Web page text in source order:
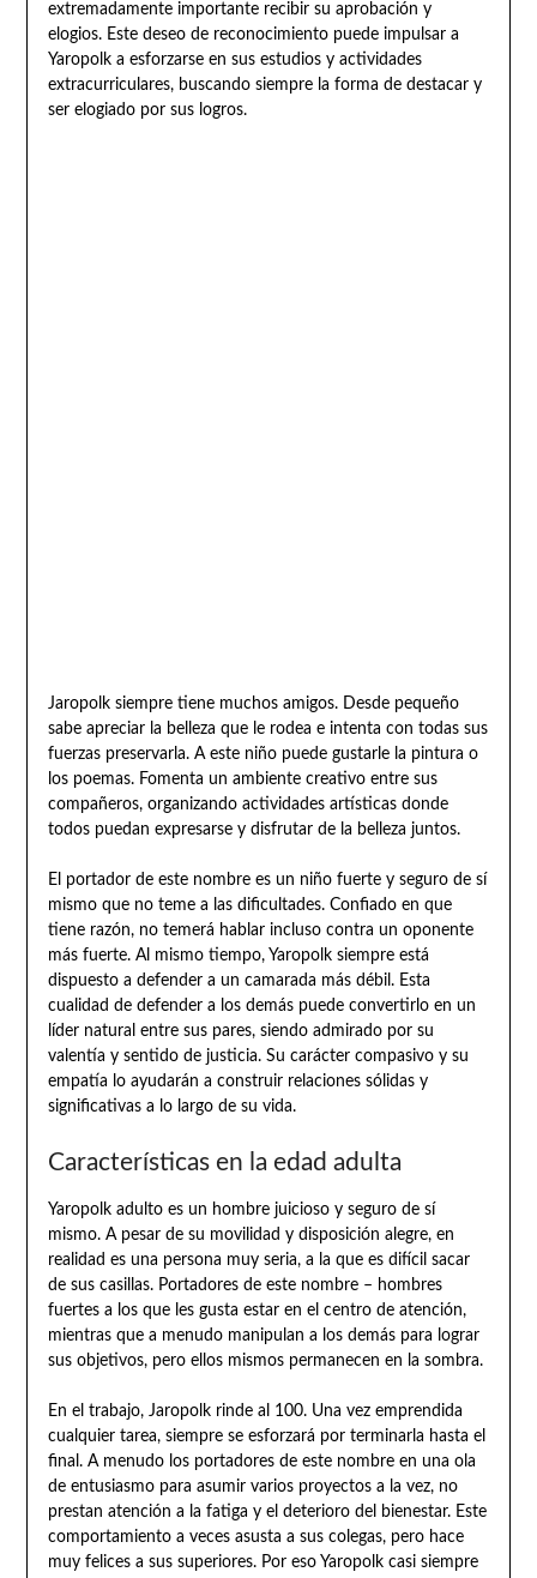
extremadamente importante recibir su aprobación y
elogios. Este deseo de reconocimiento puede impulsar a
Yaropolk a esforzarse en sus estudios y actividades
extracurriculares, buscando siempre la forma de destacar y
ser elogiado por sus logros.
Jaropolk siempre tiene muchos amigos. Desde pequeño
sabe apreciar la belleza que le rodea e intenta con todas sus
fuerzas preservarla. A este niño puede gustarle la pintura o
los poemas. Fomenta un ambiente creativo entre sus
compañeros, organizando actividades artísticas donde
todos puedan expresarse y disfrutar de la belleza juntos.
El portador de este nombre es un niño fuerte y seguro de sí
mismo que no teme a las dificultades. Confiado en que
tiene razón, no temerá hablar incluso contra un oponente
más fuerte. Al mismo tiempo, Yaropolk siempre está
dispuesto a defender a un camarada más débil. Esta
cualidad de defender a los demás puede convertirlo en un
líder natural entre sus pares, siendo admirado por su
valentía y sentido de justicia. Su carácter compasivo y su
empatía lo ayudarán a construir relaciones sólidas y
significativas a lo largo de su vida.
Características en la edad adulta
Yaropolk adulto es un hombre juicioso y seguro de sí
mismo. A pesar de su movilidad y disposición alegre, en
realidad es una persona muy seria, a la que es difícil sacar
de sus casillas. Portadores de este nombre – hombres
fuertes a los que les gusta estar en el centro de atención,
mientras que a menudo manipulan a los demás para lograr
sus objetivos, pero ellos mismos permanecen en la sombra.
En el trabajo, Jaropolk rinde al 100. Una vez emprendida
cualquier tarea, siempre se esforzará por terminarla hasta el
final. A menudo los portadores de este nombre en una ola
de entusiasmo para asumir varios proyectos a la vez, no
prestan atención a la fatiga y el deterioro del bienestar. Este
comportamiento a veces asusta a sus colegas, pero hace
muy felices a sus superiores. Por eso Yaropolk casi siempre